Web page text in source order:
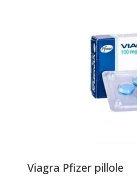
Viagra Pfizer pillole